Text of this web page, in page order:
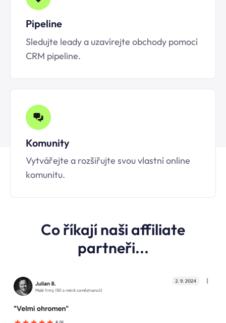
Pipeline
Sledujte leady a uzavírejte obchody pomocí
CRM pipeline.
Komunity
Vytvářejte a rozšiřujte svou vlastní online
komunitu.
Co říkají naši affiliate
partneři...